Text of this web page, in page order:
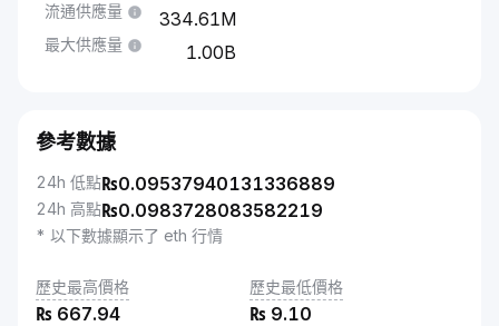
流通供應量 334.61M
最大供應量 1.00B
參考數據
24h 低點₨0.09537940131336889
24h 高點₨0.0983728083582219
* 以下數據顯示了 eth 行情
歷史最高價格
₨ 667.94
歷史最低價格
₨ 9.10